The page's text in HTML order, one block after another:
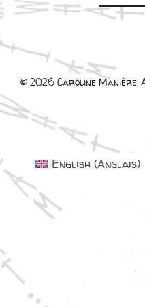
© 2026 Caroline Manière.
English (Anglais)